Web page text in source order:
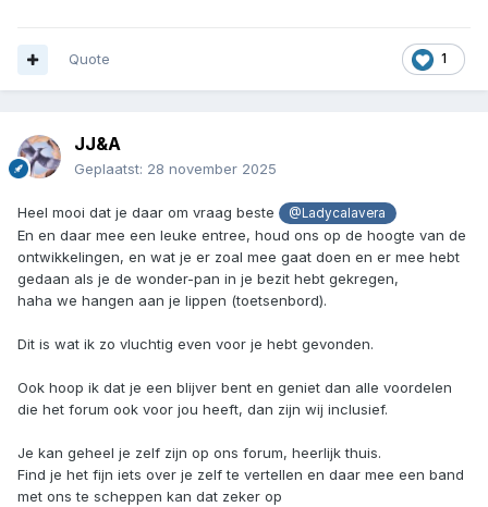
1
Quote
JJ&A
Geplaatst: 28 november 2025
Heel mooi dat je daar om vraag beste @Ladycalavera
En en daar mee een leuke entree, houd ons op de hoogte van de
ontwikkelingen, en wat je er zoal mee gaat doen en er mee hebt
gedaan als je de wonder-pan in je bezit hebt gekregen,
haha we hangen aan je lippen (toetsenbord).
Dit is wat ik zo vluchtig even voor je hebt gevonden.
Ook hoop ik dat je een blijver bent en geniet dan alle voordelen
die het forum ook voor jou heeft, dan zijn wij inclusief.
Je kan geheel je zelf zijn op ons forum, heerlijk thuis.
Find je het fijn iets over je zelf te vertellen en daar mee een band
met ons te scheppen kan dat zeker op